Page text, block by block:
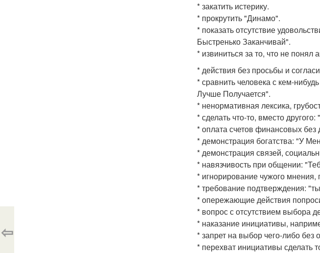
* закатить истерику.
* прокрутить "Динамо".
* показать отсутствие
Быстренько Заканчивай".
* извиниться за то, что не понял
* действия без просьбы и
* сравнить человека с кем-
Лучше Получается".
* ненормативная лексика,
* сделать что-то, вместо
* оплата счетов финансовых
* демонстрация богатства: "У
* демонстрация связей,
* навязчивость при общении:
* игнорирование чужого мнения,
* требование подтверждения:
* опережающие действия
* вопрос с отсутствием выбора
* наказание инициативы,
* запрет на выбор чего-либо
* перехват инициативы сделать
⇦